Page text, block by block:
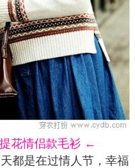
花情侣款毛衫 ←
是在过情人节，幸福